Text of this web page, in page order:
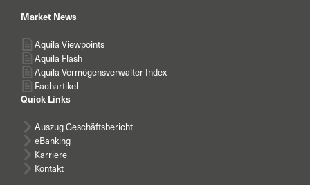
Market News
Aquila Viewpoints
Aquila Flash
Aquila Vermögensverwalter Index
Fachartikel
Quick Links
Auszug Geschäftsbericht
eBanking
Karriere
Kontakt